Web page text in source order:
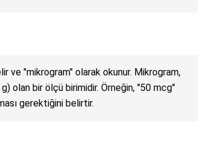
ve "mikrogram" olarak okunur. Mikrogram,
olan bir ölçü birimidir. Örneğin, "50 mcg"
gerektiğini belirtir.